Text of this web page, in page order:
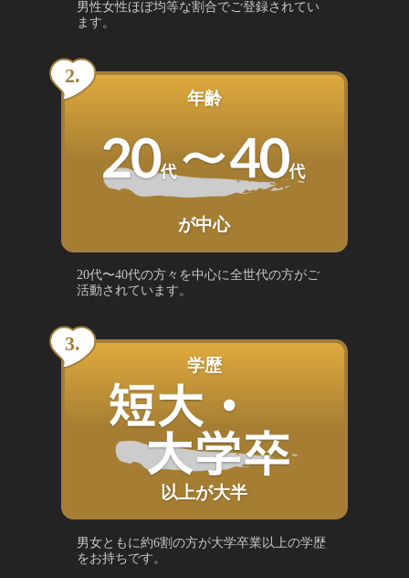
男性女性ほぼ均等な割合でご登録されてい
ます。
年齢
が中心
20代〜40代の方々を中心に全世代の方がご
活動されています。
学歴
以上が大半
男女ともに約6割の方が大学卒業以上の学歴
をお持ちです。